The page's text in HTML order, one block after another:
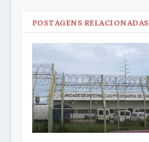
POSTAGENS RELACIONADAS